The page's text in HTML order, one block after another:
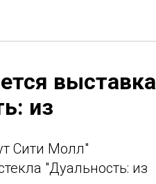
выставка
из
Сити Молл"
"Дуальность: из